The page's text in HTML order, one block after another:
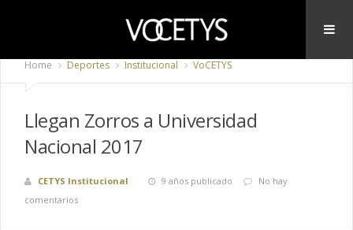
Home Deportes Institucional VoCETYS
Llegan Zorros a Universidad
Nacional 2017
CETYS Institucional 9 años publicado
No hay
comentarios